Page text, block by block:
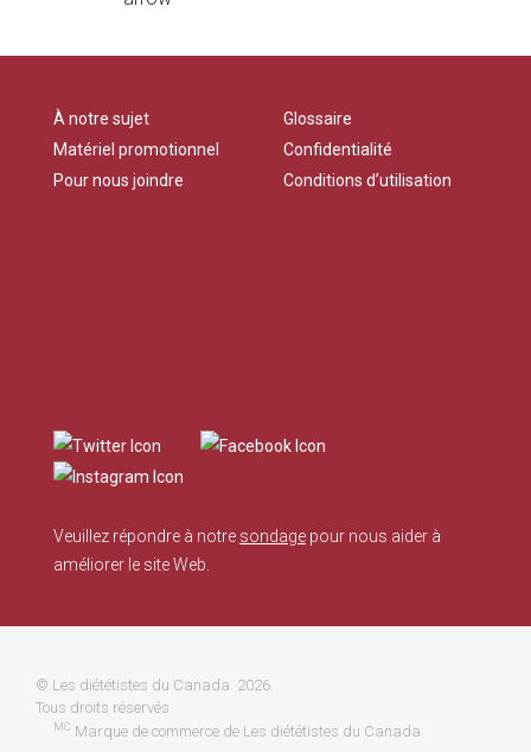
À notre sujet
Matériel promotionnel
Pour nous joindre
Glossaire
Confidentialité
Conditions d’utilisation
Veuillez répondre à notre sondage pour nous aider à
améliorer le site Web.
© Les diététistes du Canada . 2026.
Tous droits réservés
MC Marque de commerce de Les diététistes du Canada